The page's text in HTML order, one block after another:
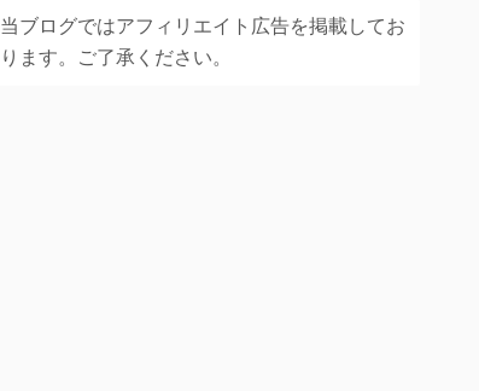
当ブログではアフィリエイト広告を掲載してお
ります。ご了承ください。